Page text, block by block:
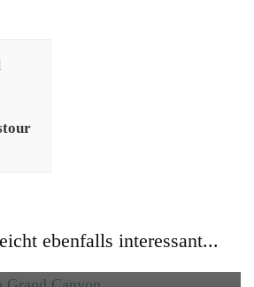
ebenfalls interessant...